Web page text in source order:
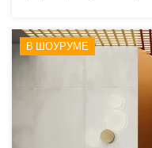
В ШОУРУМЕ